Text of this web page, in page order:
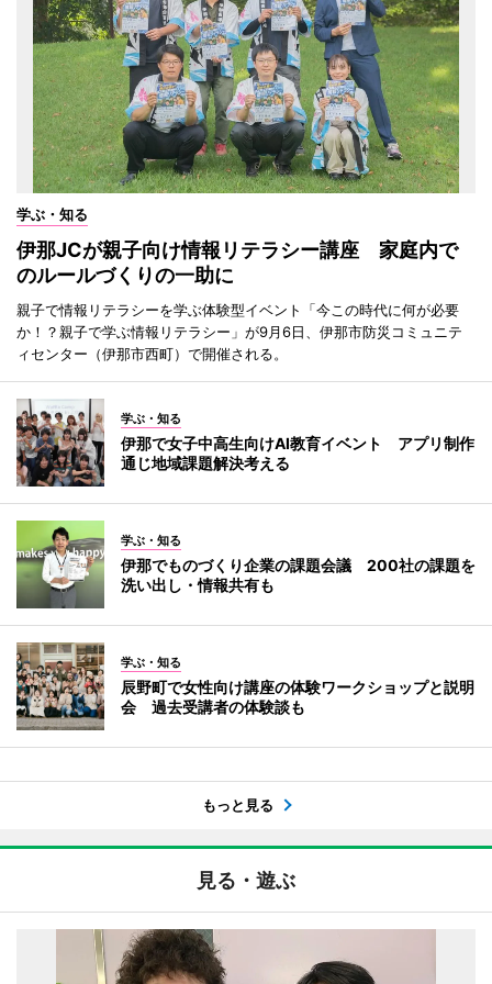
学ぶ・知る
伊那JCが親子向け情報リテラシー講座 家庭内で
のルールづくりの一助に
親子で情報リテラシーを学ぶ体験型イベント「今この時代に何が必要
か！？親子で学ぶ情報リテラシー」が9月6日、伊那市防災コミュニテ
ィセンター（伊那市西町）で開催される。
学ぶ・知る
伊那で女子中高生向けAI教育イベント アプリ制作
通じ地域課題解決考える
学ぶ・知る
伊那でものづくり企業の課題会議 200社の課題を
洗い出し・情報共有も
学ぶ・知る
辰野町で女性向け講座の体験ワークショップと説明
会 過去受講者の体験談も
もっと見る
見る・遊ぶ